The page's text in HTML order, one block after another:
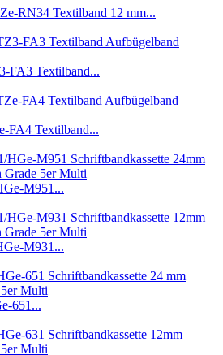
RN34 Textilband 12 mm...
FA3 Textilband...
FA4 Textilband...
M951...
M931...
651...